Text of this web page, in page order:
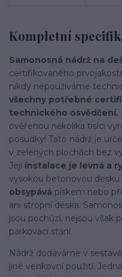
Kompletní
Samonosná nádrž na
certifikovaného
nikdy nepoužíváme
všechny potřebné
technického osvědčení.
ověřenou několika tisíci
posudky! Tato nádrž je
v zelených plochách bez
Její instalace je levná a
vysokou betonovou desku
obsypává pískem nebo
ani stropní deska.
jsou pochůzí, nejsou však
parkovací stání.
Nádrž dodáváme v
jiné venkovní použití.